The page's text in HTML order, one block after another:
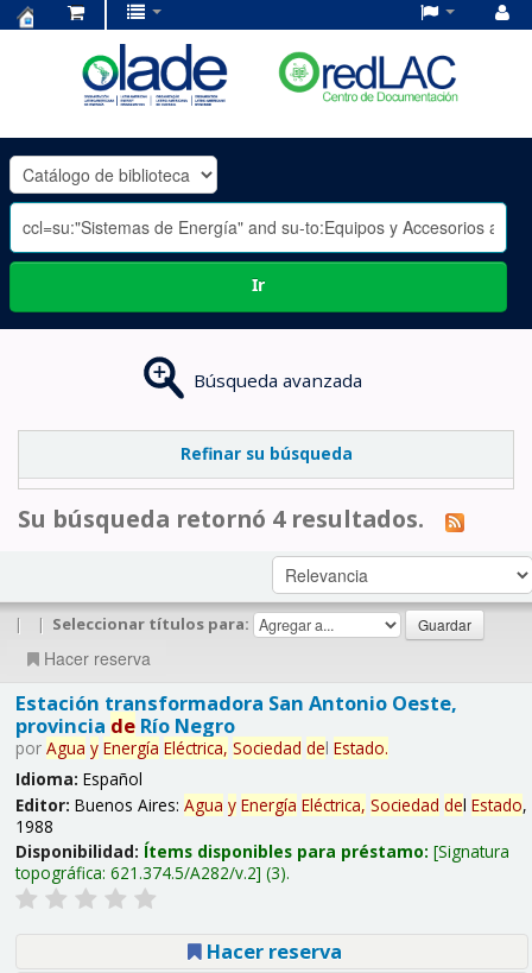
OLADE
-
Ir
Búsqueda avanzada
Refinar su búsqueda
Su búsqueda retornó 4 resultados.
| | Seleccionar títulos para:
Hacer reserva
Estación transformadora San Antonio Oeste,
provincia deRío Negro
por Agua y Energía Eléctrica, Sociedad del Estado.
Idioma: Español
Editor: Buenos Aires: Agua y Energía Eléctrica, Sociedad del Estado,
1988
Disponibilidad: Ítems disponibles para préstamo: Signatura
topográfica: 621.374.5/A282/v.2 (3).
Hacer reserva